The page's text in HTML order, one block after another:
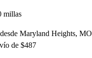
millas
Maryland Heights, MO
de $487